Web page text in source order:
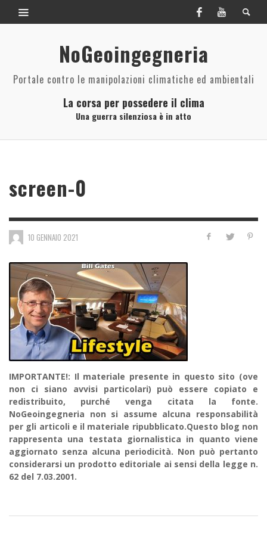
NoGeoingegneria
Portale contro le manipolazioni climatiche ed ambientali
La corsa per possedere il clima
Una guerra silenziosa è in atto
screen-0
10 GENNAIO 2021
IMPORTANTE!: Il materiale presente in questo sito (ove
non ci siano avvisi particolari) può essere copiato e
redistribuito, purché venga citata la fonte.
NoGeoingegneria non si assume alcuna responsabilità
per gli articoli e il materiale ripubblicato.Questo blog non
rappresenta una testata giornalistica in quanto viene
aggiornato senza alcuna periodicità. Non può pertanto
considerarsi un prodotto editoriale ai sensi della legge n.
62 del 7.03.2001.